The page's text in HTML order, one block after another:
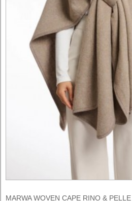
MARWA WOVEN CAPE RINO & PELLE